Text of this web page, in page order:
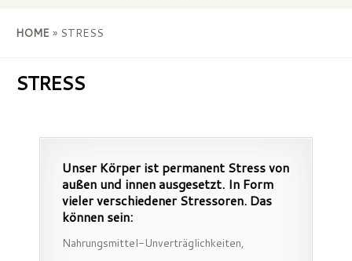
HOME » STRESS
STRESS
Unser Körper ist permanent Stress von
außen und innen ausgesetzt. In Form
vieler verschiedener Stressoren. Das
können sein:
Nahrungsmittel-Unverträglichkeiten,